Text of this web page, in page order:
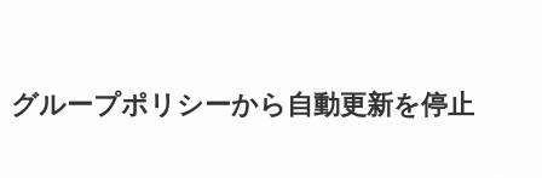
グループポリシーから自動更新を停止